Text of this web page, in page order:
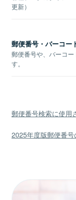
更新）
郵便番号・バーコー
郵便番号や、バーコ
す。
郵便番号検索に使用
2025年度版郵便番号